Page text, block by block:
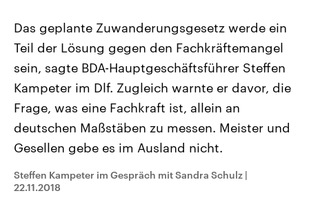
Landtagswahl Sachsen-Anhalt
2026
Alle Informationen
Sachsen-Anhalt wählt am 6.
September 2026 einen neuen
Landtag. Seit 2021 wird das
Bundesland von einer Koalition aus
Umfragen, Prognosen,
und Hintergründe zu den Parteien
und Kandidaten der anstehenden
Wahl.
USA
Aktuelle Beiträge,
Hintergründe
Wirtschaftlich und
gehören die Vereinigten
den mächtigsten Ländern
mit großem Einfluss auf
Sendungen Programm Podcasts
Das geplante Zuwanderungsgesetz werde ein
Teil der Lösung gegen den Fachkräftemangel
sein, sagte BDA-Hauptgeschäftsführer Steffen
Kampeter im Dlf. Zugleich warnte er davor, die
Frage, was eine Fachkraft ist, allein an
deutschen Maßstäben zu messen. Meister und
Gesellen gebe es im Ausland nicht.
Steffen Kampeter im Gespräch mit Sandra Schulz |
22.11.2018